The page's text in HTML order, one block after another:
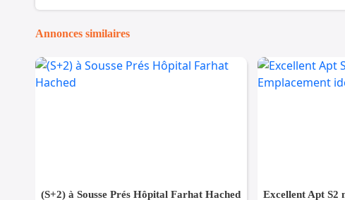
Annonces similaires
(S+2) à Sousse Prés Hôpital Farhat Hached